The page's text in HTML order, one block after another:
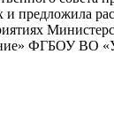
и предложила
ФГБОУ ВО